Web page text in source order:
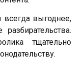
всегда выгоднее,
тщательно